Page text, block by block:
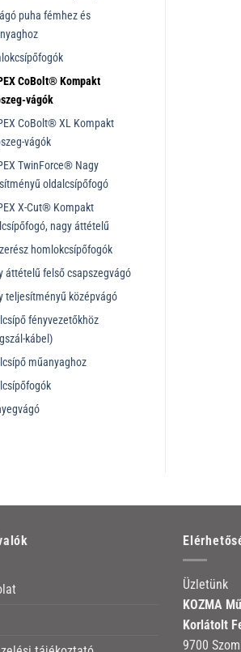
puha fémhez és
CoBolt® Kompakt
vágók
CoBolt® XL Kompakt
vágók
TwinForce® Nagy
oldalcsípőfogó
X-Cut® Kompakt
nagy áttételű
homlokcsípőfogók
áttételű felső csapszegvágó
teljesítményű középvágó
fényvezetőkhöz
kábel)
műanyaghoz
Üzletünk
KOZMA
Korlátolt
9700